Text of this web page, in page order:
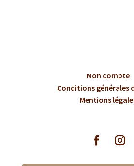
Mon compte
Conditions générales
Mentions